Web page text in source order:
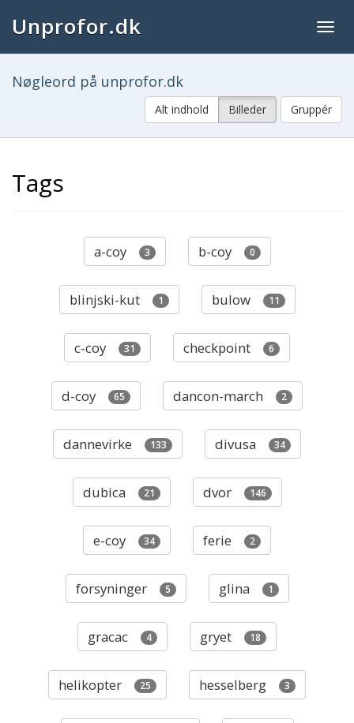
Unprofor.dk
Nøgleord på unprofor.dk
Alt indhold Billeder Gruppér
Tags
a-coy 3 b-coy 0
blinjski-kut 1 bulow 11
c-coy 31 checkpoint 6
d-coy 65 dancon-march 2
dannevirke 133 divusa 34
dubica 21 dvor 146
e-coy 34 ferie 2
forsyninger 5 glina 1
gracac 4 gryet 18
helikopter 25 hesselberg 3